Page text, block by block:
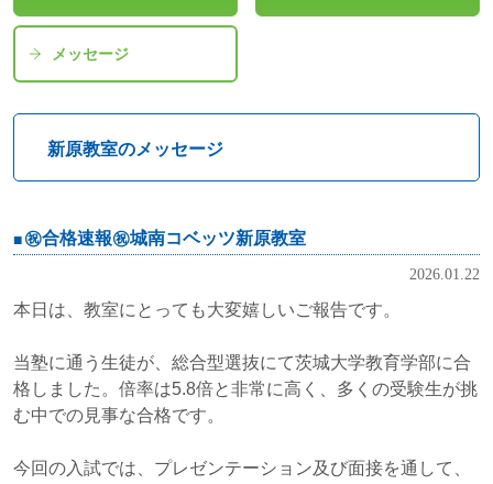
メッセージ
新原教室のメッセージ
㊗合格速報㊗城南コベッツ新原教室
2026.01.22
本日は、教室にとっても大変嬉しいご報告です。
当塾に通う生徒が、総合型選抜にて茨城大学教育学部に合
格しました。倍率は5.8倍と非常に高く、多くの受験生が挑
む中での見事な合格です。
今回の入試では、プレゼンテーション及び面接を通して、